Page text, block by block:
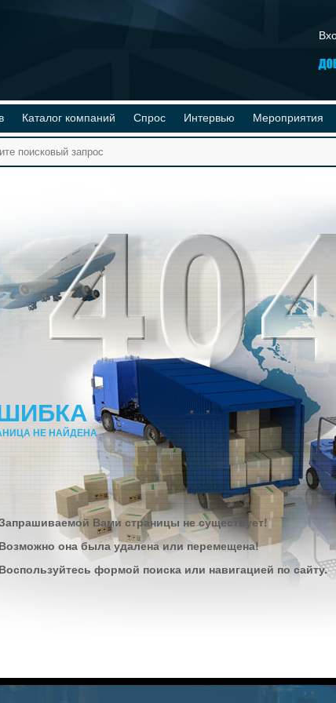
Каталог компаний Спрос Интервью Мероприятия
НЕ НАЙДЕНА
Вами страницы не существует!
Возможно она была удалена или перемещена!
Воспользуйтесь формой поиска или навигацией по сайту.